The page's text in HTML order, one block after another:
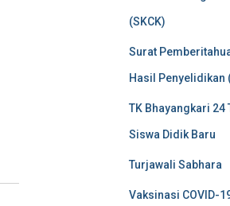
(SKCK)
Surat
Hasil Penyelidikan
TK Bhayangkari 24
Siswa Didik Baru
Turjawali Sabhara
Vaksinasi COVID-